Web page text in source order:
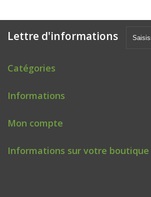
Lettre d'informations
Catégories
Informations
Mon compte
Informations sur votre boutique